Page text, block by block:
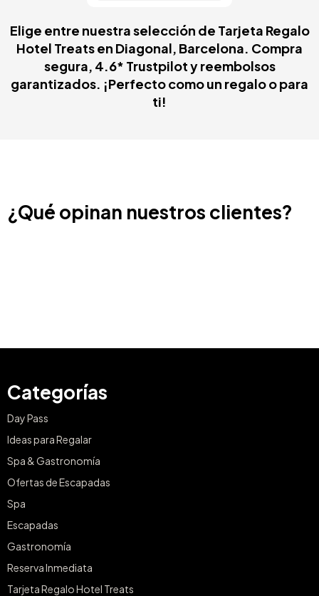
Elige entre nuestra selección de Tarjeta Regalo
Hotel Treats en Diagonal, Barcelona. Compra
segura, 4.6* Trustpilot y reembolsos
garantizados. ¡Perfecto como un regalo o para
ti!
¿Qué opinan nuestros clientes?
Categorías
Day Pass
Ideas para Regalar
Spa & Gastronomía
Ofertas de Escapadas
Spa
Escapadas
Gastronomía
Reserva Inmediata
Tarjeta Regalo Hotel Treats